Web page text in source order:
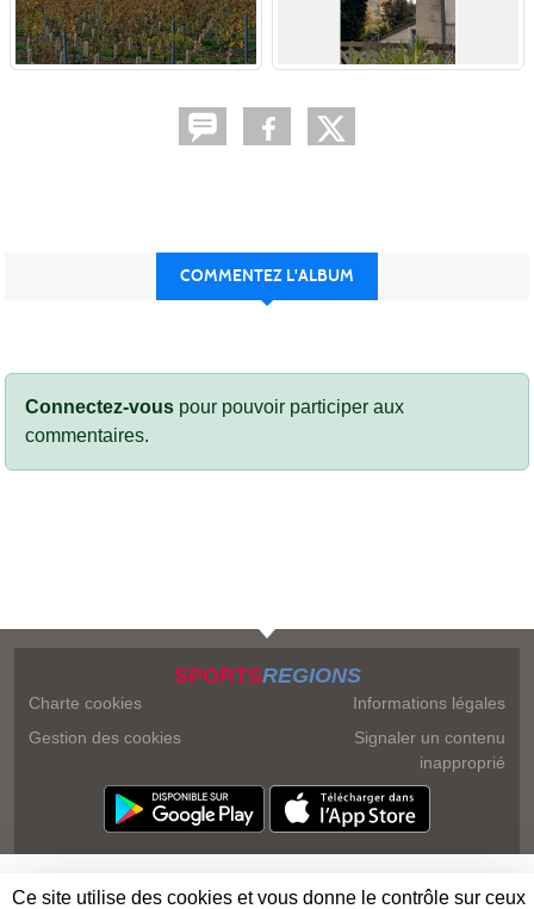
COMMENTEZ L'ALBUM
Connectez-vous pour pouvoir participer aux
commentaires.
SPORTSREGIONS
Charte cookies
Gestion des cookies
Informations légales
Signaler un contenu
inapproprié
Ce site utilise des cookies et vous donne le contrôle sur ceux